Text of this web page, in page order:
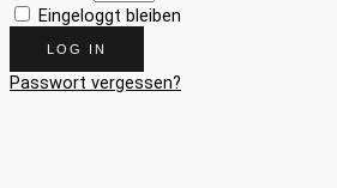
Eingeloggt bleiben
LOG IN
Passwort vergessen?